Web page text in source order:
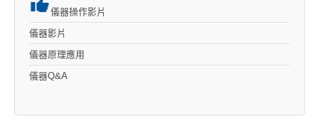
儀器操作影片
儀器影片
儀器原理應用
儀器Q&A